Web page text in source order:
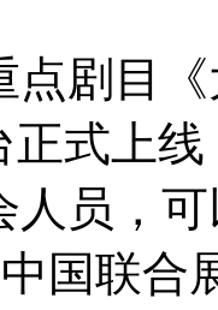
点剧目
正式上
人员，
国联合